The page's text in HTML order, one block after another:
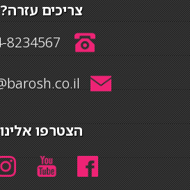
צריכים עזרה?
04-8234567
הצטרפו אלינו